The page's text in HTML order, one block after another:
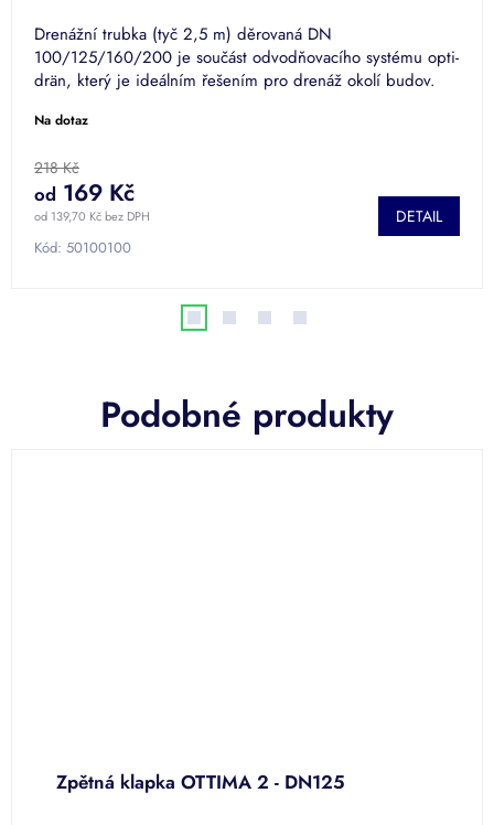
Drenážní trubka (tyč 2,5 m) děrovaná DN
100/125/160/200 je součást odvodňovacího systému opti-
drän, který je ideálním řešením pro drenáž okolí budov.
Na dotaz
218 Kč
od 139,70 Kč bez DPH
od 169 Kč
DETAIL
Kód: 50100100
Podobné produkty
Zpětná klapka OTTIMA 2 - DN125